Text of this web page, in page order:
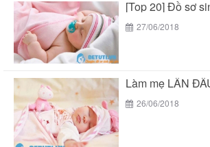
27/06/2018
26/06/2018